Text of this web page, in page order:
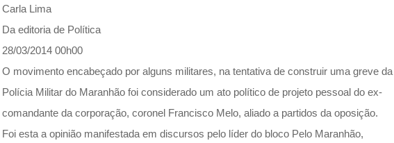
Carla Lima
Da editoria de Política
28/03/2014 00h00
O movimento encabeçado por alguns militares, na tentativa de construir uma greve da
Polícia Militar do Maranhão foi considerado um ato político de projeto pessoal do ex-
comandante da corporação, coronel Francisco Melo, aliado a partidos da oposição.
Foi esta a opinião manifestada em discursos pelo líder do bloco Pelo Maranhão,